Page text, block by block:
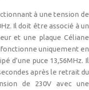
à une tension de
Il doit être associé à un
et une plaque Céliane
uniquement en
d’une puce 13,56MHz. Il
après le retrait du
de 230V avec une